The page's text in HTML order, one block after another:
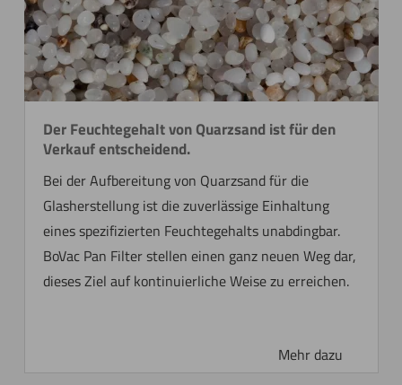
Der Feuchtegehalt von Quarzsand ist für den
Verkauf entscheidend.
Bei der Aufbereitung von Quarzsand für die
Glasherstellung ist die zuverlässige Einhaltung
eines spezifizierten Feuchtegehalts unabdingbar.
BoVac Pan Filter stellen einen ganz neuen Weg dar,
dieses Ziel auf kontinuierliche Weise zu erreichen.